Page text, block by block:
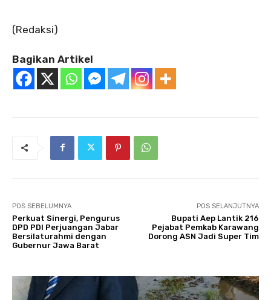
(Redaksi)
Bagikan Artikel
POS SEBELUMNYA
Perkuat Sinergi, Pengurus
DPD PDI Perjuangan Jabar
Bersilaturahmi dengan
Gubernur Jawa Barat
POS SELANJUTNYA
Bupati Aep Lantik 216
Pejabat Pemkab Karawang
Dorong ASN Jadi Super Tim